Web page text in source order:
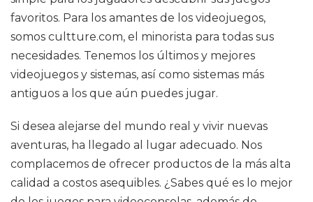
favoritos. Para los amantes de los videojuegos,
somos cultture.com, el minorista para todas sus
necesidades. Tenemos los últimos y mejores
videojuegos y sistemas, así como sistemas más
antiguos a los que aún puedes jugar.
Si desea alejarse del mundo real y vivir nuevas
aventuras, ha llegado al lugar adecuado. Nos
complacemos de ofrecer productos de la más alta
calidad a costos asequibles. ¿Sabes qué es lo mejor